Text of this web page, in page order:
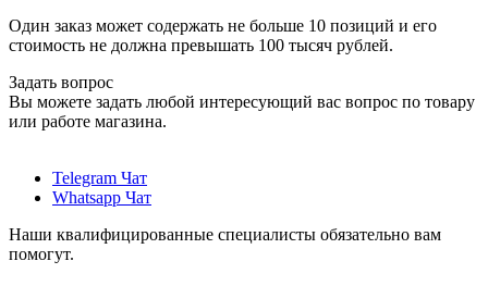
Один заказ может содержать не больше 10 позиций и его
стоимость не должна превышать 100 тысяч рублей.
Задать вопрос
Вы можете задать любой интересующий вас вопрос по товару
или работе магазина.
Telegram Чат
Whatsapp Чат
Наши квалифицированные специалисты обязательно вам
помогут.